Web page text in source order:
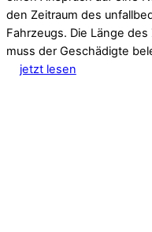
den Zeitraum des
Fahrzeugs. Die Länge
muss der Geschädigte
jetzt lesen